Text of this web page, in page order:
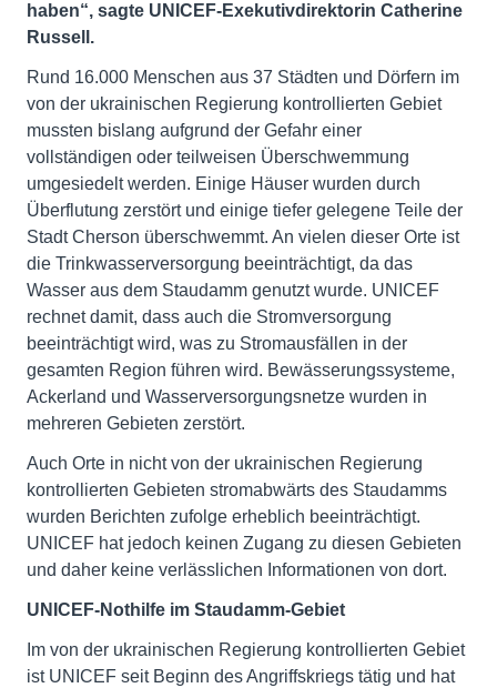
haben“, sagte UNICEF-Exekutivdirektorin Catherine
Russell.
Rund 16.000 Menschen aus 37 Städten und Dörfern im
von der ukrainischen Regierung kontrollierten Gebiet
mussten bislang aufgrund der Gefahr einer
vollständigen oder teilweisen Überschwemmung
umgesiedelt werden. Einige Häuser wurden durch
Überflutung zerstört und einige tiefer gelegene Teile der
Stadt Cherson überschwemmt. An vielen dieser Orte ist
die Trinkwasserversorgung beeinträchtigt, da das
Wasser aus dem Staudamm genutzt wurde. UNICEF
rechnet damit, dass auch die Stromversorgung
beeinträchtigt wird, was zu Stromausfällen in der
gesamten Region führen wird. Bewässerungssysteme,
Ackerland und Wasserversorgungsnetze wurden in
mehreren Gebieten zerstört.
Auch Orte in nicht von der ukrainischen Regierung
kontrollierten Gebieten stromabwärts des Staudamms
wurden Berichten zufolge erheblich beeinträchtigt.
UNICEF hat jedoch keinen Zugang zu diesen Gebieten
und daher keine verlässlichen Informationen von dort.
UNICEF-Nothilfe im Staudamm-Gebiet
Im von der ukrainischen Regierung kontrollierten Gebiet
ist UNICEF seit Beginn des Angriffskriegs tätig und hat